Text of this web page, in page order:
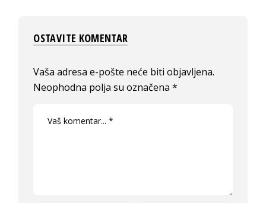
OSTAVITE KOMENTAR
Vaša adresa e-pošte neće biti objavljena.
Neophodna polja su označena*